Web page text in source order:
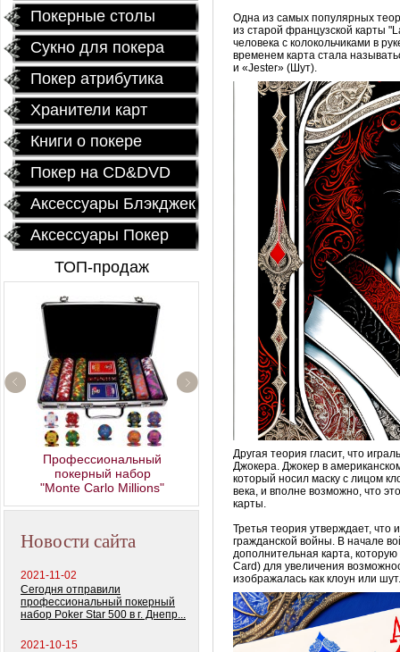
Покерные столы
Сукно для покера
Покер атрибутика
Хранители карт
Книги о покере
Покер на CD&DVD
Аксессуары Блэкджек
Аксессуары Покер
ТОП-продаж
Профессиональный
покерный набор
"Monte Carlo Millions"
Fournier 2818 Блок (12
колод) 100%
пластиковых карт
Новости сайта
2021-11-02
Сегодня отправили
профессиональный покерный
набор Poker Star 500 в г. Днепр...
2021-10-15
Одна из самых популярных
из старой французской карты
человека с колокольчиками в
временем карта стала
и «Jester» (Шут).
Другая теория гласит, что
Джокера. Джокер в
который носил маску с лицом
века, и вполне возможно, что
карты.
Третья теория утверждает, что
гражданской войны. В начале
дополнительная карта,
Card) для увеличения
изображалась как клоун или шут.